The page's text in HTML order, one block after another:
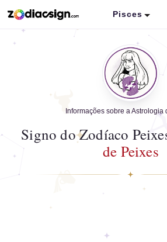
Pisces
Informações sobre a Astrologia
Signo do Zodíaco
de Peixes